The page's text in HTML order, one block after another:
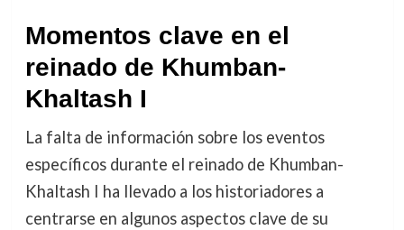
Momentos clave en el
reinado de Khumban-
Khaltash I
La falta de información sobre los eventos
específicos durante el reinado de Khumban-
Khaltash I ha llevado a los historiadores a
centrarse en algunos aspectos clave de su